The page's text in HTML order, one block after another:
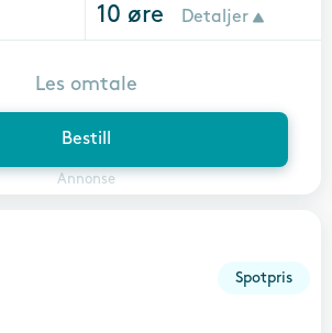
10 øre Detaljer
Bestill
Annonse
Les omtale
Spotpris